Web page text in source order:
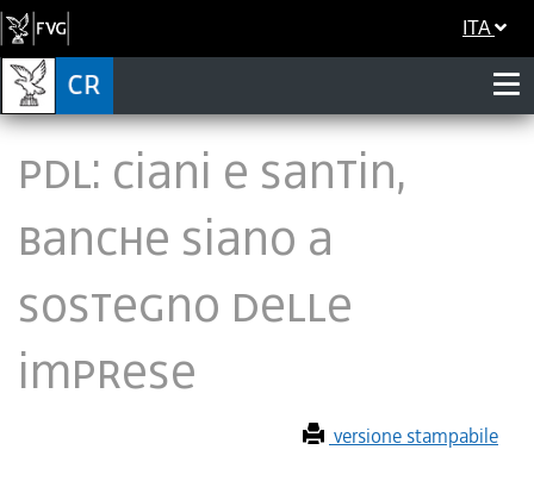
ITA
PdL: Ciani e Santin,
banche siano a
sostegno delle
imprese
versione stampabile